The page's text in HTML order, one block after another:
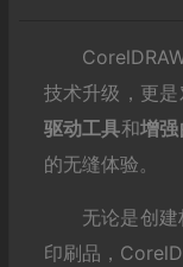
技术升级，更
驱动工具和增
的无缝体验。
无论是创
印刷品，